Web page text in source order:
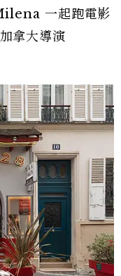
一起跑電影
拿大導演